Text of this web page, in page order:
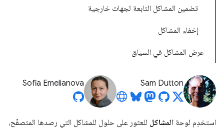
تضمين المشاكل التابعة لجهات خارجية
إخفاء المشاكل
عرض المشاكل في السياق
Sam Dutton
Sofia Emelianova
استخدِم لوحة المشاكل للعثور على حلول للمشاكل التي رصدها المتصفّح،